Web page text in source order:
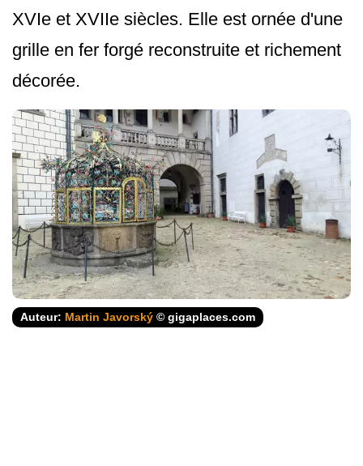
XVIe et XVIIe siècles. Elle est ornée d'une
grille en fer forgé reconstruite et richement
décorée.
Auteur: Martin Javorský © gigaplaces.com